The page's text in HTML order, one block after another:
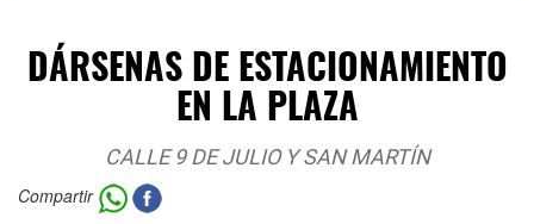
DÁRSENAS DE ESTACIONAMIENTO
EN LA PLAZA
CALLE 9 DE JULIO Y SAN MARTÍN
Compartir